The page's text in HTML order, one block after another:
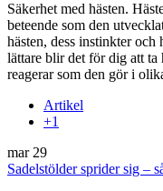
Säkerhet med hästen.
beteende som den
hästen, dess instinkter och
lättare blir det för dig att ta
reagerar som den gör i
Artikel
+1
mar 29
Sadelstölder sprider sig –